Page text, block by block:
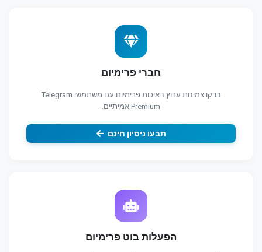
חברי פרימיום
בדקו צמיחת ערוץ באיכות פרימיום עם משתמשי Telegram
Premium אמיתיים.
תבעו ניסיון חינם
הפעלות בוט פרימיום